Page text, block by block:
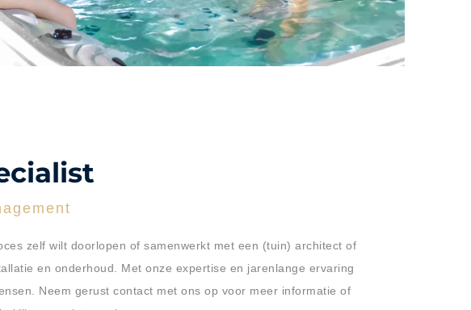
zelf wilt doorlopen of samenwerkt met een (tuin) architect of
en onderhoud. Met onze expertise en jarenlange ervaring
Neem gerust contact met ons op voor meer informatie of